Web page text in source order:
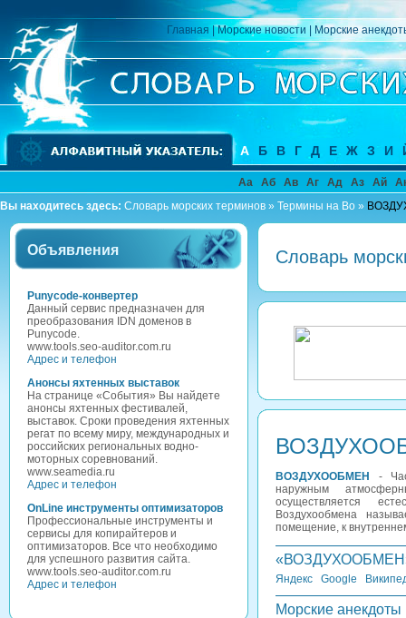
Главная |Морские новости Морские
А Б В Г Д Е Ж З И
Аа Аб Ав Аг Ад Аз Ай
Вы находитесь здесь: Словарь морских терминов » Термины на Во »
Объявления
Punycode-конвертер
Данный сервис предназначен для
преобразования IDN доменов в
Punycode.
www.tools.seo-auditor.com.ru
Адрес и телефон
Анонсы яхтенных выставок
На странице «События» Вы найдете
анонсы яхтенных фестивалей,
выставок. Сроки проведения яхтенных
регат по всему миру, международных и
российских региональных водно-
моторных соревнований.
www.seamedia.ru
Адрес и телефон
OnLine инструменты оптимизаторов
Профессиональные инструменты и
сервисы для копирайтеров и
оптимизаторов. Все что необходимо
для успешного развития сайта.
www.tools.seo-auditor.com.ru
Адрес и телефон
Словарь
ВОЗДУХООБМЕН
-
наружным
осуществляется
Воздухообмена
помещение, к
«ВОЗДУХООБМЕН»
Яндекс Google
Морские анекдоты